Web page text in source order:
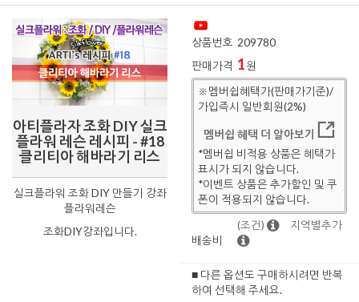
아티플라자 조화 DIY 실크
플라워 레슨 레시피 - #18
클리티아 해바라기 리스
실크플라워 조화 DIY 만들기 강좌
플라워레슨
조화DIY강좌입니다.
상품번호 209780
판매가격 1원
※멤버쉽혜택가(판매가기준)/
가입즉시 일반회원(2%)
멤버쉽 혜택 더 알아보기
*멤버쉽 비적용 상품은 혜택가
표시가 되지 않습니다.
*이벤트 상품은 추가할인 및 쿠
폰이 적용되지 않습니다.
배송비
(조건) 지역별추가
■ 다른 옵션도 구매하시려면 반복
하여 선택해 주세요.